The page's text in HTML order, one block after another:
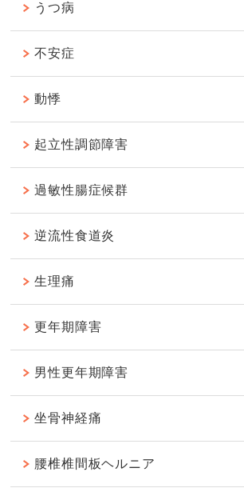
うつ病
不安症
動悸
起立性調節障害
過敏性腸症候群
逆流性食道炎
生理痛
更年期障害
男性更年期障害
坐骨神経痛
腰椎椎間板ヘルニア